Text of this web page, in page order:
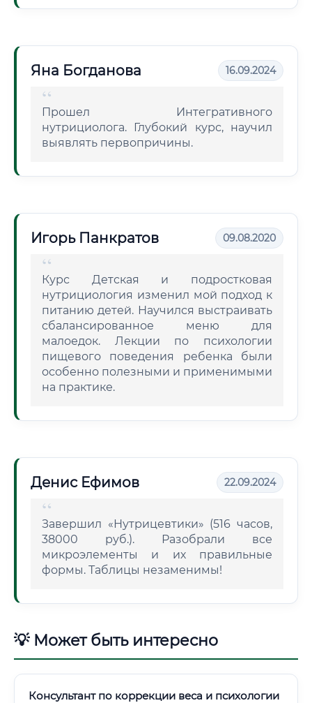
Яна Богданова 16.09.2024
Прошел Интегративного
нутрициолога. Глубокий курс, научил
выявлять первопричины.
Игорь Панкратов 09.08.2020
Курс Детская и подростковая
нутрициология изменил мой подход к
питанию детей. Научился выстраивать
сбалансированное меню для
малоедок. Лекции по психологии
пищевого поведения ребенка были
особенно полезными и применимыми
на практике.
Денис Ефимов 22.09.2024
Завершил «Нутрицевтики» (516 часов,
38000 руб.). Разобрали все
микроэлементы и их правильные
формы. Таблицы незаменимы!
💡 Может быть интересно
Консультант по коррекции веса и психологии